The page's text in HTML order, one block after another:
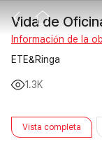
Vida de
Información de la
ETE&Ringa
1.3K
Vista completa